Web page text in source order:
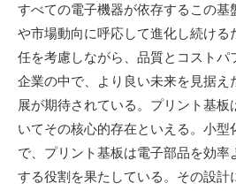
すべての電子機器が依存するこの基
や市場動向に呼応して進化し続ける
任を考慮しながら、品質とコストパ
企業の中で、より良い未来を見据え
展が期待されている。プリント基板
いてその核心的存在といえる。小型
で、プリント基板は電子部品を効率
する役割を果たしている。その設計